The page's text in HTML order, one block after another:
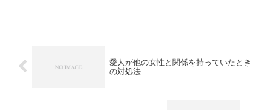
愛人が他の女性と関係を持っていたとき
の対処法